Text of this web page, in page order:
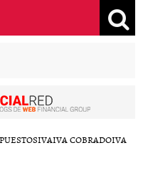
IVAIVA COBRADOIVA